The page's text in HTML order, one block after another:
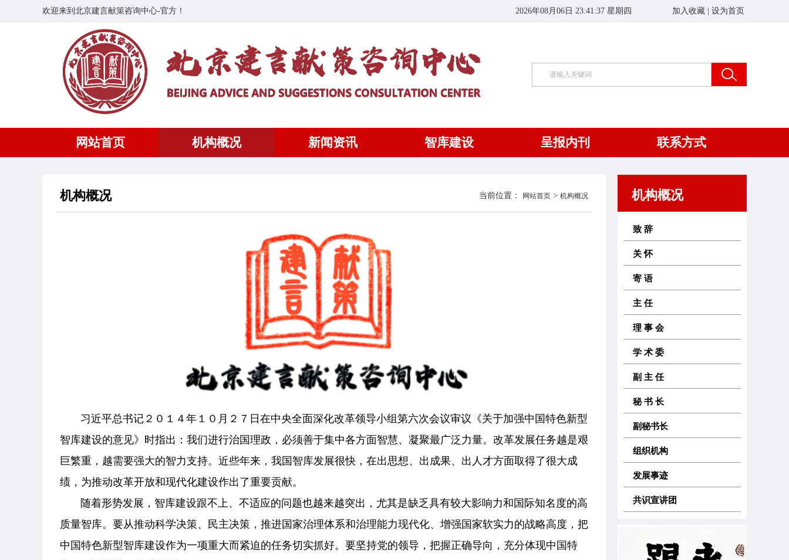
欢迎来到北京建言献策咨询中心-官方！ 2026年08月06日 23:41:37 星期四 加入收藏 设为首页
网站首页 机构概况 新闻资讯 智库建设 呈报内刊 联系方式
机构概况 当前位置： 网站首页 > 机构概况
习近平总书记２０１４年１０月２７日在中央全面深化改革领导小组第六次会议审议《关于加强中国特色新型
智库建设的意见》时指出：我们进行治国理政，必须善于集中各方面智慧、凝聚最广泛力量。改革发展任务越是艰
巨繁重，越需要强大的智力支持。近些年来，我国智库发展很快，在出思想、出成果、出人才方面取得了很大成
绩，为推动改革开放和现代化建设作出了重要贡献。
随着形势发展，智库建设跟不上、不适应的问题也越来越突出，尤其是缺乏具有较大影响力和国际知名度的高
质量智库。要从推动科学决策、民主决策，推进国家治理体系和治理能力现代化、增强国家软实力的战略高度，把
中国特色新型智库建设作为一项重大而紧迫的任务切实抓好。要坚持党的领导，把握正确导向，充分体现中国特
机构概况
致 辞
关 怀
寄 语
主 任
理 事 会
学 术 委
副 主 任
秘 书 长
副秘书长
组织机构
发展事迹
共识宣讲团